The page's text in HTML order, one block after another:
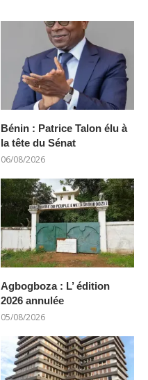
Bénin : Patrice Talon élu à
la tête du Sénat
06/08/2026
Agbogboza : L’ édition
2026 annulée
05/08/2026